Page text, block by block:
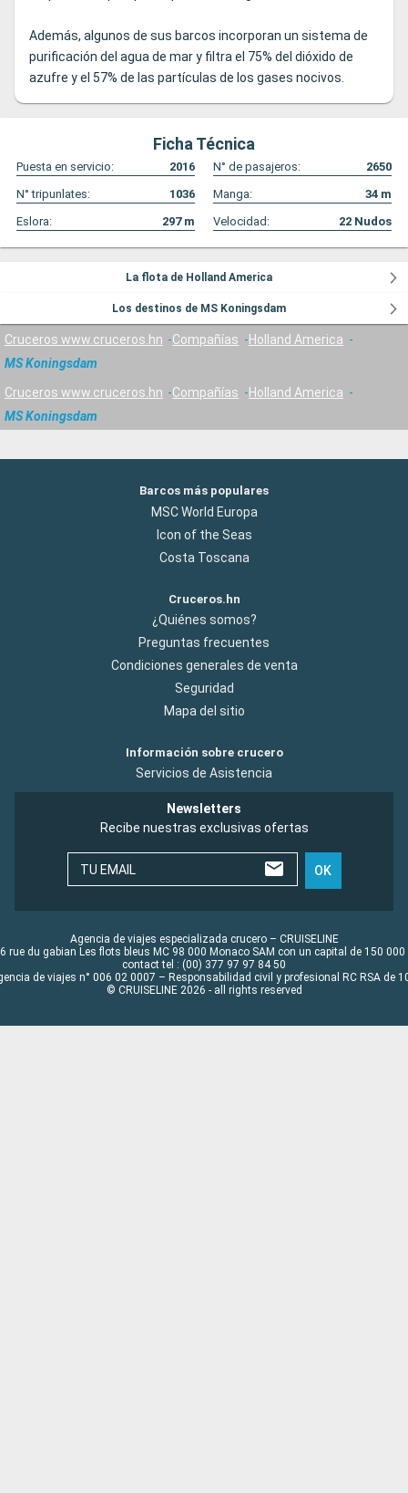
Además, algunos de sus barcos incorporan un sistema de
purificación del agua de mar y filtra el 75% del dióxido de
azufre y el 57% de las partículas de los gases nocivos.
Ficha Técnica
Puesta en servicio: 2016 N° de pasajeros:
2650
N° tripunlates:
1036 Manga: 34 m
Eslora:
297m Velocidad: 22 Nudos
La flota de Holland America
Los destinos de MS Koningsdam
Cruceros www.cruceros.hn Compañías
Holland America
MS Koningsdam
Cruceros www.cruceros.hn Compañías
Holland America
MS Koningsdam
Barcos más populares
MSC World Europa
Icon of the Seas
Costa Toscana
Cruceros.hn
¿Quiénes somos?
Preguntas frecuentes
Condiciones generales de venta
Seguridad
Mapa del sitio
Información sobre crucero
Servicios de Asistencia
Newsletters
Recibe nuestras exclusivas ofertas
TU EMAIL OK
Agencia de viajes especializada crucero – CRUISELINE
rue du gabian Les flots bleus MC 98 000 Monaco SAM con un capital de 150 000
contact tel : (00) 377 97 97 84 50
de viajes n° 006 02 0007 – Responsabilidad civil y profesional RC RSA de
© CRUISELINE 2026 - all rights reserved